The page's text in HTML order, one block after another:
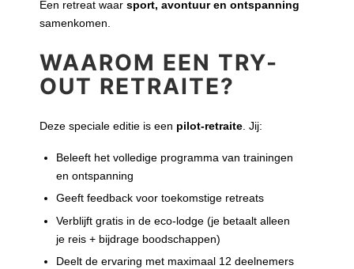
Een retreat waar sport, avontuur en ontspanning
samenkomen.
WAAROM EEN TRY-
OUT RETRAITE?
Deze speciale editie is een pilot-retraite . Jij:
Beleeft het volledige programma van trainingen
en ontspanning
Geeft feedback voor toekomstige retreats
Verblijft gratis in de eco-lodge (je betaalt alleen
je reis + bijdrage boodschappen)
Deelt de ervaring met maximaal 12 deelnemers